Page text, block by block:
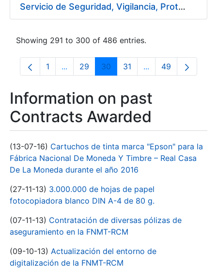
Servicio de Seguridad, Vigilancia, Protección y Control en los centros de la FNMT-RCM en Madrid
Showing 291 to 300 of 486 entries.
Page
1 ...Intermediate Pages Use TAB to navigate.
Page
29 Page
30 Page
31 ...Intermediate
Page
49
Information on past
Contracts Awarded
(13-07-16) Cartuchos de tinta marca "Epson" para la
Fábrica Nacional De Moneda Y Timbre – Real Casa
De La Moneda durante el año 2016
(27-11-13) 3.000.000 de hojas de papel
fotocopiadora blanco DIN A-4 de 80 g.
(07-11-13) Contratación de diversas pólizas de
aseguramiento en la FNMT-RCM
(09-10-13) Actualización del entorno de
digitalización de la FNMT-RCM